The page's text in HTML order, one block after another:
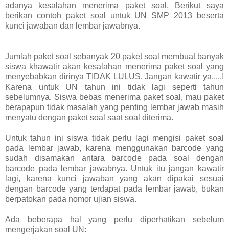
adanya kesalahan menerima paket soal. Berikut saya
berikan contoh paket soal untuk UN SMP 2013 beserta
kunci jawaban dan lembar jawabnya.
Jumlah paket soal sebanyak 20 paket soal membuat banyak
siswa khawatir akan kesalahan menerima paket soal yang
menyebabkan dirinya TIDAK LULUS. Jangan kawatir ya.....!
Karena untuk UN tahun ini tidak lagi seperti tahun
sebelumnya. Siswa bebas menerima paket soal, mau paket
berapapun tidak masalah yang penting lembar jawab masih
menyatu dengan paket soal saat soal diterima.
Untuk tahun ini siswa tidak perlu lagi mengisi paket soal
pada lembar jawab, karena menggunakan barcode yang
sudah disamakan antara barcode pada soal dengan
barcode pada lembar jawabnya. Untuk itu jangan kawatir
lagi, karena kunci jawaban yang akan dipakai sesuai
dengan barcode yang terdapat pada lembar jawab, bukan
berpatokan pada nomor ujian siswa.
Ada beberapa hal yang perlu diperhatikan sebelum
mengerjakan soal UN: